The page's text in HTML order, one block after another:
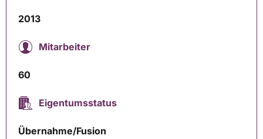
2013
Mitarbeiter
60
Eigentumsstatus
Übernahme/Fusion